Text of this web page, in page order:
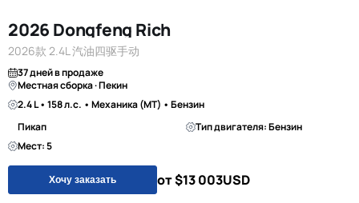
2026 Dongfeng Rich
2026款 2.4L 汽油四驱手动
37 дней в продаже
Местная сборка · Пекин
2.4 L • 158 л.с. • Механика (MT) • Бензин
Пикап
Тип двигателя: Бензин
Мест: 5
Хочу заказать от $13 003USD